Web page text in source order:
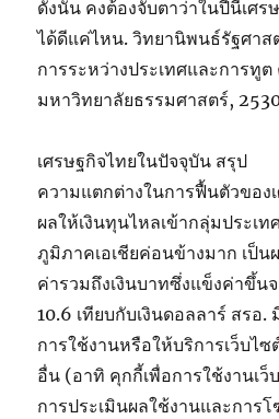
ดังนั้น คงต้องจับตาว่าในปีนี้เศ
ได้ดีแค่ไหน. วิทยานิพนธ์รัฐศา
การระหว่างประเทศและการทู
มหาวิทยาลัยธรรมศาสตร์,
เศรษฐกิจไทยในปัจจุบัน สรุป
ความแตกต่างในการฟื้นตัวของ
ผลให้เงินทุนไหลเข้ากลุ่มประเ
ภูมิภาคเอเชียค่อนข้างมาก เป็น
ค่ารวมถึงเงินบาทซึ่งแข็งค่าขึ้น
10.6 เทียบกับเงินดอลลาร์ สรอ
การใช้งานหรือให้บริการเว็บไ
อื่น (อาทิ คุกกี้เพื่อการใช้งานเว็
การประเมินผลใช้งานและการ